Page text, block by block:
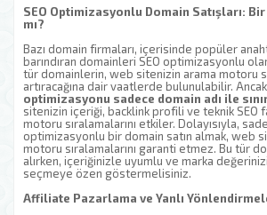
SEO Optimizasyonlu Domain Satışları: Bir
mı?
Bazı domain firmaları, içerisinde popüler
barındıran domainleri SEO optimizasyonlu
tür domainlerin, web sitenizin arama motoru
artıracağına dair vaatlerde bulunulabilir.
optimizasyonu sadece domain adı ile
sitenizin içeriği, backlink profili ve teknik SEO
motoru sıralamalarını etkiler. Dolayısıyla,
optimizasyonlu bir domain satın almak, web
motoru sıralamalarını garanti etmez. Bu tür
alırken, içeriğinizle uyumlu ve marka
seçmeye özen göstermelisiniz.
Affiliate Pazarlama ve Yanlı